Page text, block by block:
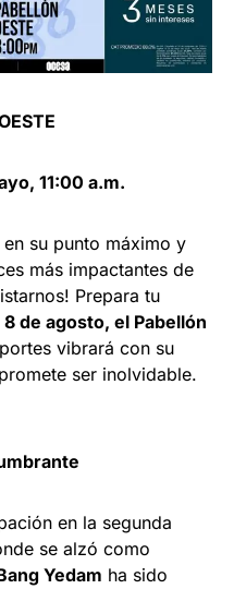
11:00 a.m.
su punto máximo y
más impactantes de
Prepara tu
8 de agosto, el Pabellón
vibrará con su
ser inolvidable.
en la segunda
se alzó como
Yedam ha sido